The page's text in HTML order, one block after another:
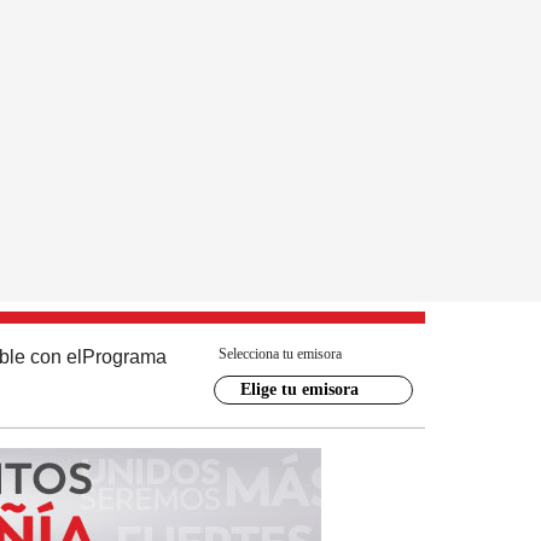
con el Programa Selecciona tu emisora
Elige tu emisora